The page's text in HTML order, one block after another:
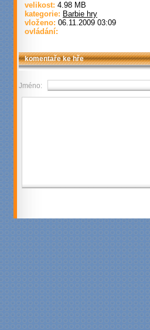
velikost: 4.98 MB
kategorie: Barbie hry
vloženo: 06.11.2009 03:09
ovládání:
komentaře ke hře
Jméno: